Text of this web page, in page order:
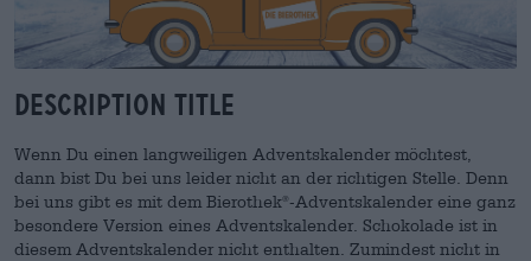
Description Title
Wenn Du einen langweiligen Adventskalender möchtest,
dann bist Du bei uns leider nicht an der richtigen Stelle. Denn
bei uns gibt es mit dem Bierothek® -Adventskalender eine ganz
besondere Version eines Adventskalender. Schokolade ist in
diesem Adventskalender nicht enthalten. Zumindest nicht in